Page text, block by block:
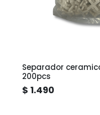
Separador
200pcs
$ 1.490